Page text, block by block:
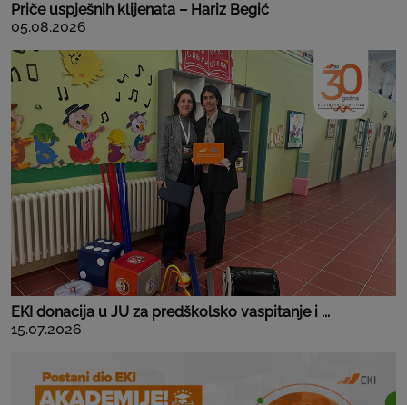
Priče uspješnih klijenata – Hariz Begić
05.08.2026
EKI donacija u JU za predškolsko vaspitanje i ...
15.07.2026